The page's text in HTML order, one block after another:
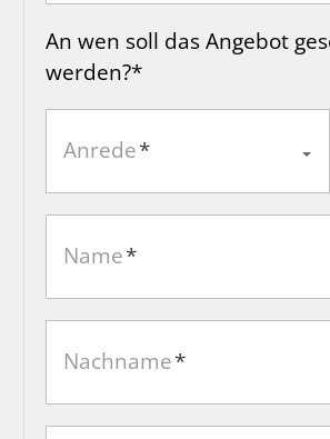
An wen soll das Angebot
werden?*
Anrede*
Name*
Nachname*